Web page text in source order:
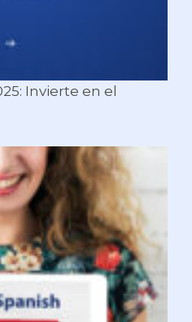
Invierte en el